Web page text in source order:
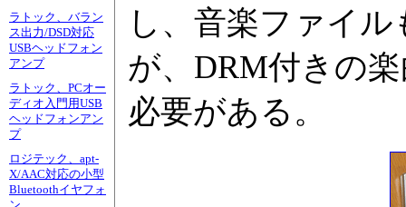
ラトック、バラン
ス出力/DSD対応
USBヘッドフォン
アンプ
ラトック、PCオー
ディオ入門用USB
ヘッドフォンアン
プ
ロジテック、apt-
X/AAC対応の小型
Bluetoothイヤフォ
し、音楽ファイ
が、DRM付きの
必要がある。